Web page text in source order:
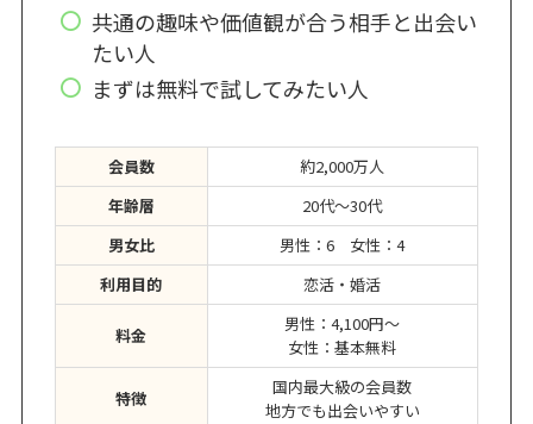
共通の趣味や価値観が合う相手と出会い
たい人
まずは無料で試してみたい人
会員数
約2,000万人
年齢層
20代〜30代
男女比
男性：6 女性：4
利用目的
恋活・婚活
料金
男性：4,100円～
女性：基本無料
特徴
国内最大級の会員数
地方でも出会いやすい